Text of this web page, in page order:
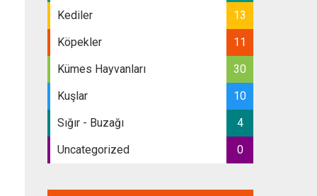
Kediler
13
Köpekler
11
Kümes Hayvanları
30
Kuşlar
10
Sığır - Buzağı
4
Uncategorized
0